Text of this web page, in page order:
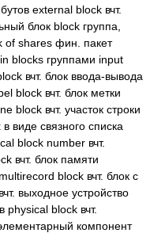
external block вчт.
блок block группа,
of shares фин. пакет
blocks группами input
вчт. блок ввода-вывода
block вчт. блок метки
block вчт. участок строки
виде связного списка
block number вчт.
вчт. блок памяти
block вчт. блок с
выходное устройство
physical block вчт.
компонент